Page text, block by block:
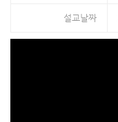
설교날짜